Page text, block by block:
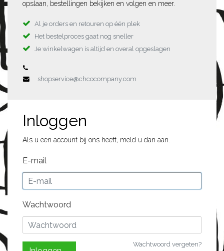
opslaan, bestellingen bekijken en volgen en meer.
Al je orders en retouren op één plek
Het bestelproces gaat nog sneller
Je winkelwagen is altijd en overal opgeslagen
shopservice@chcocompany.com
Inloggen
Als u een account bij ons heeft, meld u dan aan.
E-mail
Wachtwoord
Wachtwoord vergeten?